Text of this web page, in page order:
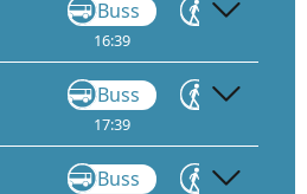
Buss
16:39
Gå
Buss
17:39
Gå
Buss Gå